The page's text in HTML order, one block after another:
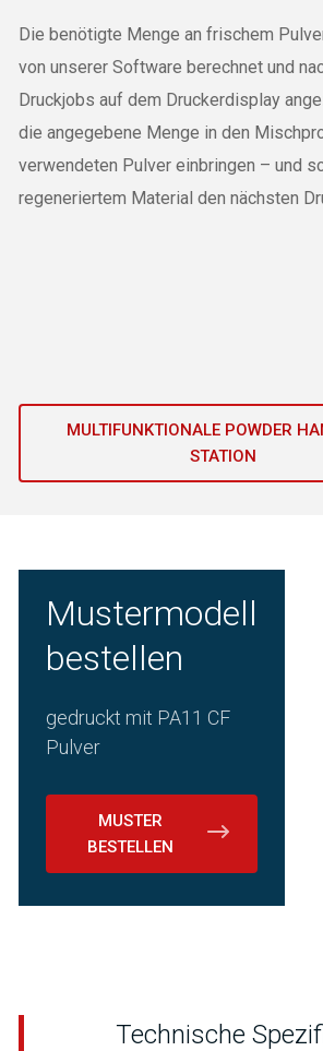
Die benötigte Menge an frischem
von unserer Software berechnet und
Druckjobs auf dem Druckerdisplay
die angegebene Menge in den
verwendeten Pulver einbringen – und
regeneriertem Material den nächsten
MULTIFUNKTIONALE POWDER
STATION
Mustermodell
bestellen
gedruckt mit PA11 CF
Pulver
MUSTER
BESTELLEN
Technische